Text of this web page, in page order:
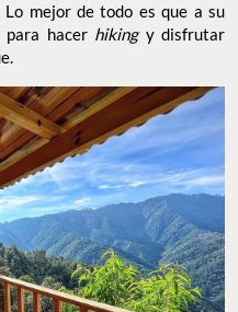
Lo mejor de todo es que a su
para hacer hikingy disfrutar